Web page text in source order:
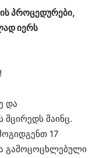
პროცედურები,
იერს
და
მაინც.
17
გამოცოცხლებული